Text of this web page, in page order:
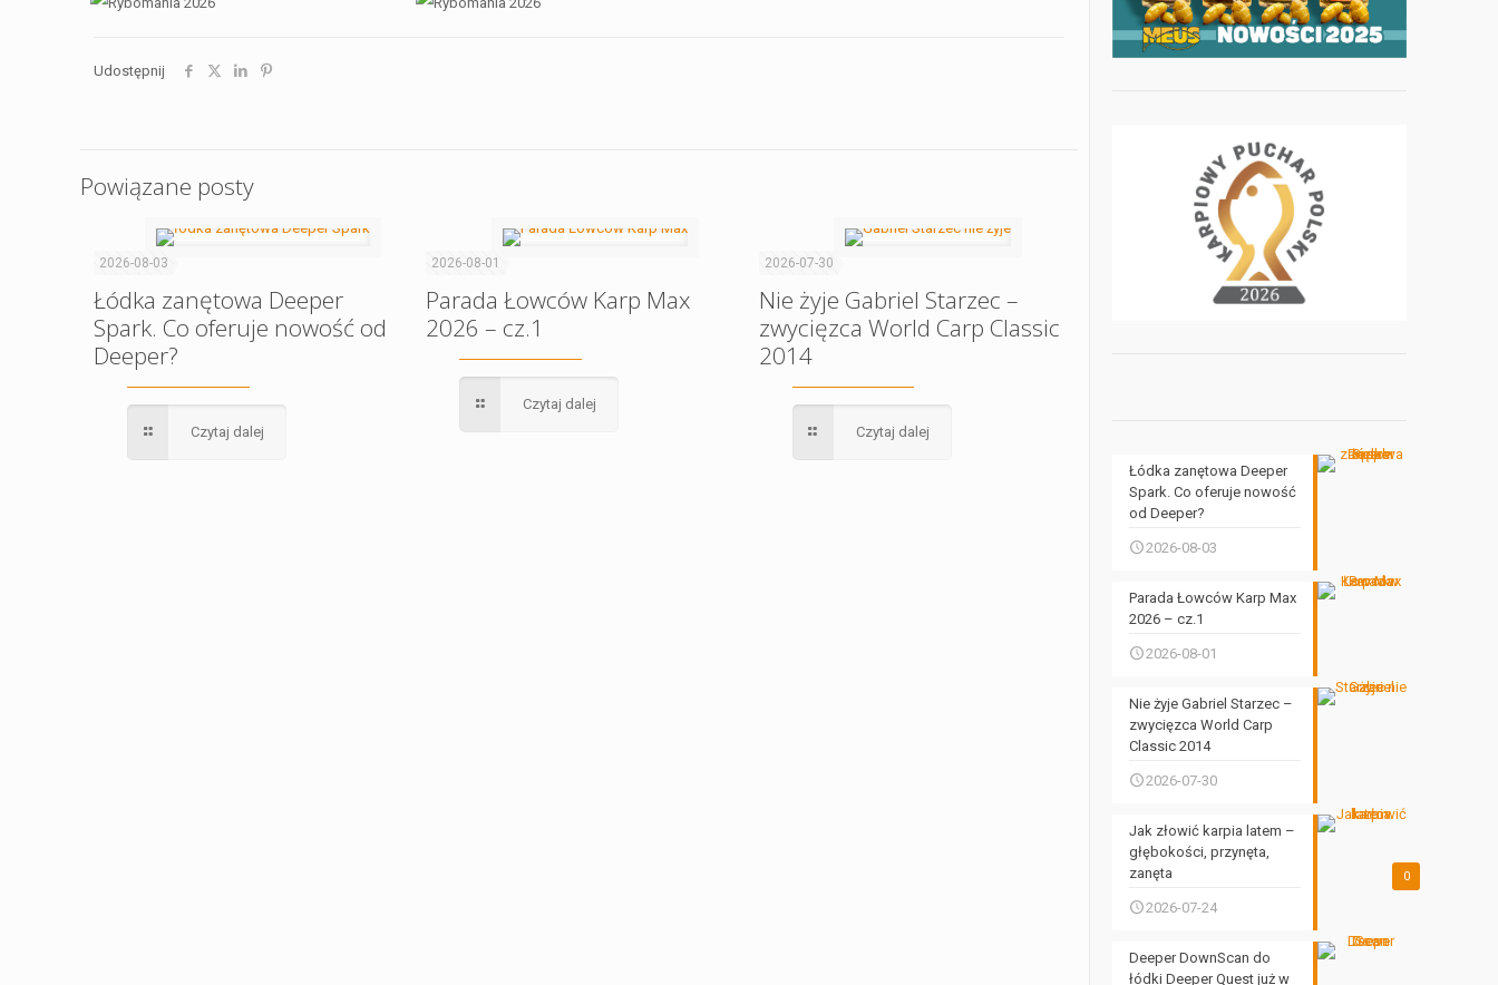
Udostępnij
Powiązane posty
2026-08-03
Łódka zanętowa Deeper
Spark. Co oferuje nowość od
Deeper?
Czytaj dalej
2026-08-01
Parada Łowców Karp Max
2026 – cz.1
Czytaj dalej
2026-07-30
Nie żyje Gabriel Starzec –
zwycięzca World Carp Classic
2014
Czytaj dalej
Łódka zanętowa Deeper
Spark. Co oferuje nowość
od Deeper?
2026-08-03
Parada Łowców Karp Max
2026 – cz.1
2026-08-01
Nie żyje Gabriel Starzec –
zwycięzca World Carp
Classic 2014
2026-07-30
0
Jak złowić karpia latem –
głębokości, przynęta,
zanęta
2026-07-24
Deeper DownScan do
łódki Deeper Quest już w